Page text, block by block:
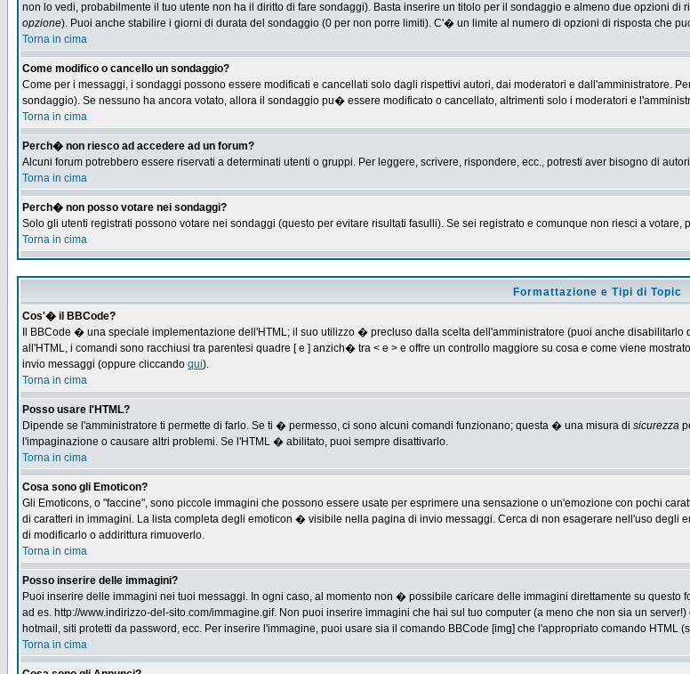
non lo vedi, probabilmente il tuo utente non ha il diritto di fare sondaggi). Basta inserire un titolo per il sondaggio e almeno due opzioni
opzione). Puoi anche stabilire i giorni di durata del sondaggio (0 per non porre limiti). C'� un limite al numero di opzioni di risposta che
Torna in cima
Come modifico o cancello un sondaggio?
Come per i messaggi, i sondaggi possono essere modificati e cancellati solo dagli rispettivi autori, dai moderatori e dall'amministratore.
sondaggio). Se nessuno ha ancora votato, allora il sondaggio pu� essere modificato o cancellato, altrimenti solo i moderatori e
Torna in cima
Perch� non riesco ad accedere ad un forum?
Alcuni forum potrebbero essere riservati a determinati utenti o gruppi. Per leggere, scrivere, rispondere, ecc., potresti aver bisogno di
Torna in cima
Perch� non posso votare nei sondaggi?
Solo gli utenti registrati possono votare nei sondaggi (questo per evitare risultati fasulli). Se sei registrato e comunque non riesci a
Torna in cima
Formattazione e Tipi di Topic
Cos'� il BBCode?
Il BBCode � una speciale implementazione dell'HTML; il suo utilizzo � precluso dalla scelta dell'amministratore (puoi anche
all'HTML, i comandi sono racchiusi tra parentesi quadre [ e ] anzich� tra < e > e offre un controllo maggiore su cosa e come viene
invio messaggi (oppure cliccando qui).
Torna in cima
Posso usare l'HTML?
Dipende se l'amministratore ti permette di farlo. Se ti � permesso, ci sono alcuni comandi funzionano; questa � una misura di sicurezza
l'impaginazione o causare altri problemi. Se l'HTML � abilitato, puoi sempre disattivarlo.
Torna in cima
Cosa sono gli Emoticon?
Gli Emoticons, o "faccine", sono piccole immagini che possono essere usate per esprimere una sensazione o un'emozione con pochi
di caratteri in immagini. La lista completa degli emoticon � visibile nella pagina di invio messaggi. Cerca di non esagerare nell'uso
di modificarlo o addirittura rimuoverlo.
Torna in cima
Posso inserire delle immagini?
Puoi inserire delle immagini nei tuoi messaggi. In ogni caso, al momento non � possibile caricare delle immagini direttamente su
ad es. http://www.indirizzo-del-sito.com/immagine.gif. Non puoi inserire immagini che hai sul tuo computer (a meno che non sia un
hotmail, siti protetti da password, ecc. Per inserire l'immagine, puoi usare sia il comando BBCode [img] che l'appropriato comando HTML
Torna in cima